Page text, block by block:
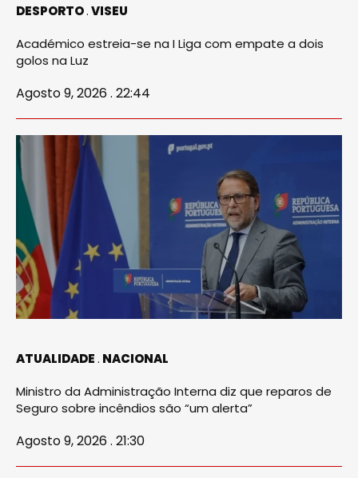
DESPORTO VISEU
Académico estreia-se na I Liga com empate a dois
golos na Luz
Agosto 9, 2026 . 22:44
ATUALIDADE NACIONAL
Ministro da Administração Interna diz que reparos de
Seguro sobre incêndios são “um alerta”
Agosto 9, 2026 . 21:30